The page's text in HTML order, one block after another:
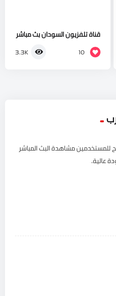
قناة تلفزيون السودان بث مباشر
10
3.3K
مشاهدة البث المباشر
عالية.